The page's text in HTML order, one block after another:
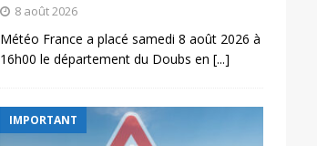
8 août 2026
Météo France a placé samedi 8 août 2026 à
16h00 le département du Doubs en [...]
IMPORTANT